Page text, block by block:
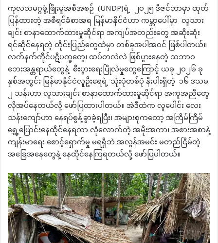
ကုလသမဂ္ဂဖွံ့ဖြိုးမှုအစီအစဉ် (UNDP)ရဲ့ ၂၀၂၅ ဒီဇင်ဘာမှာ ထုတ်
ပြန်ထားတဲ့ အစီရင်ခံစာအရ မြန်မာနိုင်ငံဟာ ကမ္ဘာပေါ်မှာ လူသား
ချင်း စာနာထောက်ထားမှုဆိုင်ရာ အကျပ်အတည်းတွေ အဆိုးဆုံး
ရင်ဆိုင်နေရတဲ့ တိုင်းပြည်တွေထဲမှာ တစ်ခုအပါအဝင် ဖြစ်ပါတယ်။
လက်နက်ကိုင်ပဋိပက္ခတွေ၊ ထပ်တလဲလဲ ဖြစ်ပွားနေတဲ့ သဘာဝ
ဘေးအန္တရာယ်တွေနဲ့ စီးပွားရေးပြိုလဲမှုတွေကြောင့် ယခု ၂၀၂၆ ခု
နှစ်အတွင်း မြန်မာနိုင်ငံလူဦးရေရဲ့ သုံးပုံတစ်ပုံ နီးပါးရှိတဲ့ ၁၆ ဒသမ
၂ သန်းဟာ လူသားချင်း စာနာထောက်ထားမှုဆိုင်ရာ အကူအညီတွေ
လိုအပ်နေတယ်လို့ ဖော်ပြထားပါတယ်။ အဲဒီထဲက လူပေါင်း လေး
သန်းကျော်ဟာ နေရပ်စွန့်ခွာခဲ့ရပြီး၊ အများစုကတော့ အကြိမ်ကြိမ်
ရွှေ့ပြောင်းနေထိုင်နေရကာ လုံလောက်တဲ့ အမိုးအကာ၊ အစားအစာနဲ့
ကျန်းမာရေး စောင့်ရှောက်မှု မရရှိဘဲ အလွန်အမင်း မတည်ငြိမ်တဲ့
အခြေအနေတွေနဲ့ နေထိုင်နေကြရတယ်လို့ ဖော်ပြပါတယ်။